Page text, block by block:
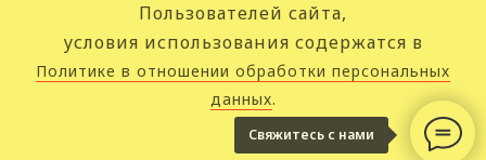
Свяжитесь с нами
Пользователей сайта,
условия использования содержатся в
Политике в отношении обработки персональных
данных.